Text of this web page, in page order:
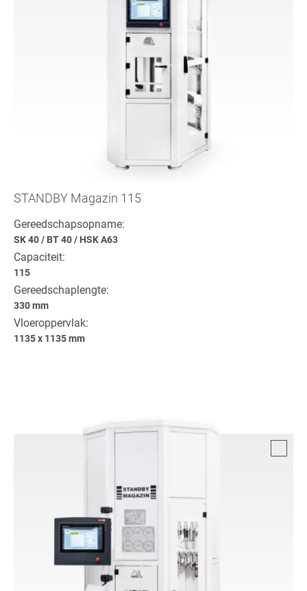
STANDBY Magazin 115
Gereedschapsopname:
SK 40/ BT 40/ HSK A63
Capaciteit:
115
Gereedschaplengte:
330 mm
Vloeroppervlak:
1135 x 1135 mm